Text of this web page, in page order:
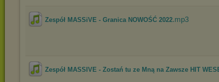
Zespół MASSiVE - Granica NOWOŚĆ 2022.mp3
Zespół MASSIVE - Zostań tu ze Mną na Zawsze HIT